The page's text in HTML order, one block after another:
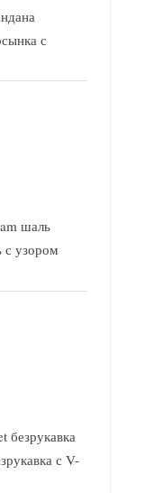
с
шаль
узором
безрукавка
с V-